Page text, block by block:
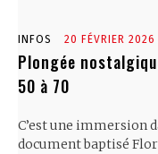
INFOS 20 FÉVRIER 2026
Plongée
50 à 70
C’est une immersion
document baptisé